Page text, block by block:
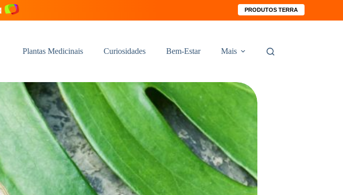
PRODUTOS TERRA
Plantas Medicinais Curiosidades Bem-Estar Mais